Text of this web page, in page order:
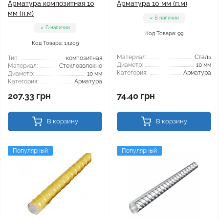
Арматура композитная 10
мм (п.м)
В наличии
Код Товара: 14209
Тип:
композитная
Материал:
Стекловолокно
Диаметр:
10 мм
Категория:
Арматура
207.33 грн
В корзину
Арматура 10 мм (п.м)
В наличии
Код Товара: 99
Материал:
Сталь
Диаметр:
10 мм
Категория:
Арматура
74.40 грн
В корзину
Популярный Популярный